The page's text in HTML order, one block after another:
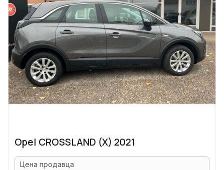
Opel CROSSLAND (X) 2021
Цена продавца